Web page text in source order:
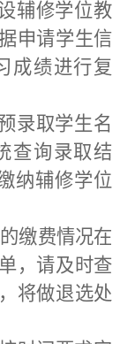
辅修学位教
申请学生信
成绩进行复
录取学生名
查询录取结
纳辅修学位
缴费情况在
，请及时查
将做退选处